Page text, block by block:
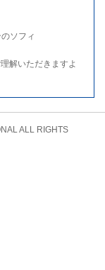
ソフィ
解いただきますよ